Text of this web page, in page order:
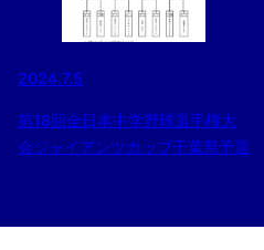
2024.7.5
第18回全日本中学野球選手権大
会ジャイアンツカップ千葉県予選